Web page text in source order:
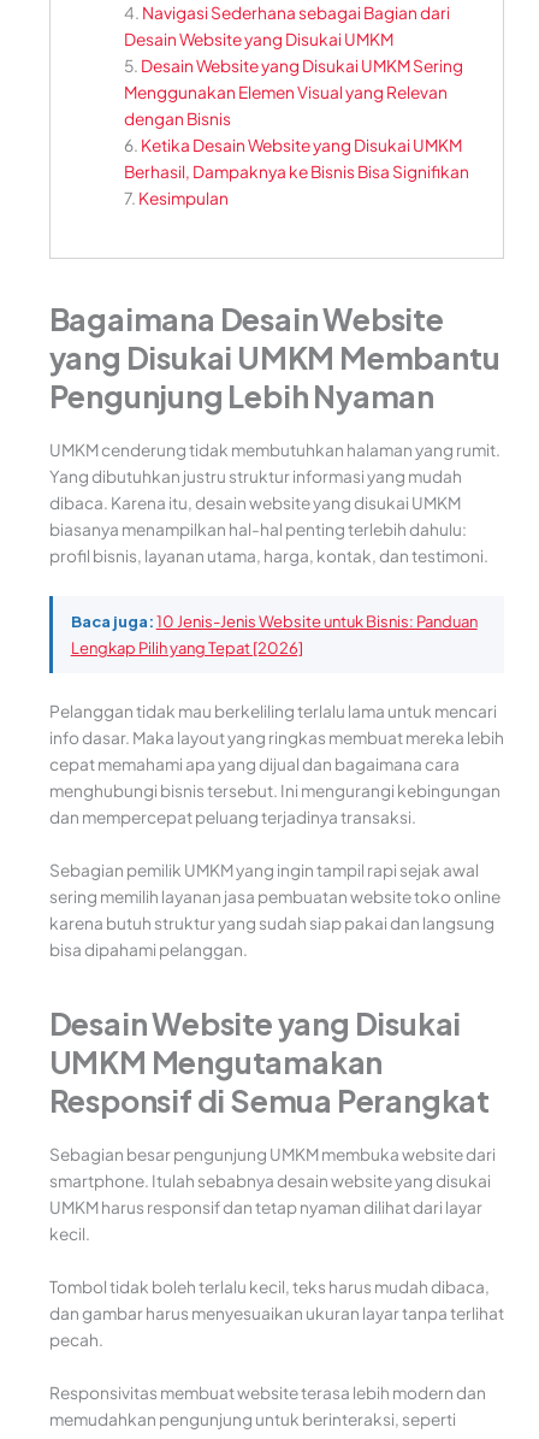
Navigasi Sederhana sebagai Bagian dari
Desain Website yang Disukai UMKM
Desain Website yang Disukai UMKM Sering
Menggunakan Elemen Visual yang Relevan
dengan Bisnis
Ketika Desain Website yang Disukai UMKM
Berhasil, Dampaknya ke Bisnis Bisa Signifikan
Kesimpulan
Bagaimana Desain Website
yang Disukai UMKM Membantu
Pengunjung Lebih Nyaman
UMKM cenderung tidak membutuhkan halaman yang rumit.
Yang dibutuhkan justru struktur informasi yang mudah
dibaca. Karena itu, desain website yang disukai UMKM
biasanya menampilkan hal-hal penting terlebih dahulu:
profil bisnis, layanan utama, harga, kontak, dan testimoni.
Baca juga:10 Jenis-Jenis Website untuk Bisnis: Panduan
Lengkap Pilih yang Tepat [2026]
Pelanggan tidak mau berkeliling terlalu lama untuk mencari
info dasar. Maka layout yang ringkas membuat mereka lebih
cepat memahami apa yang dijual dan bagaimana cara
menghubungi bisnis tersebut. Ini mengurangi kebingungan
dan mempercepat peluang terjadinya transaksi.
Sebagian pemilik UMKM yang ingin tampil rapi sejak awal
sering memilih layanan jasa pembuatan website toko online
karena butuh struktur yang sudah siap pakai dan langsung
bisa dipahami pelanggan.
Desain Website yang Disukai
UMKM Mengutamakan
Responsif di Semua Perangkat
Sebagian besar pengunjung UMKM membuka website dari
smartphone. Itulah sebabnya desain website yang disukai
UMKM harus responsif dan tetap nyaman dilihat dari layar
kecil.
Tombol tidak boleh terlalu kecil, teks harus mudah dibaca,
dan gambar harus menyesuaikan ukuran layar tanpa terlihat
pecah.
Responsivitas membuat website terasa lebih modern dan
memudahkan pengunjung untuk berinteraksi, seperti